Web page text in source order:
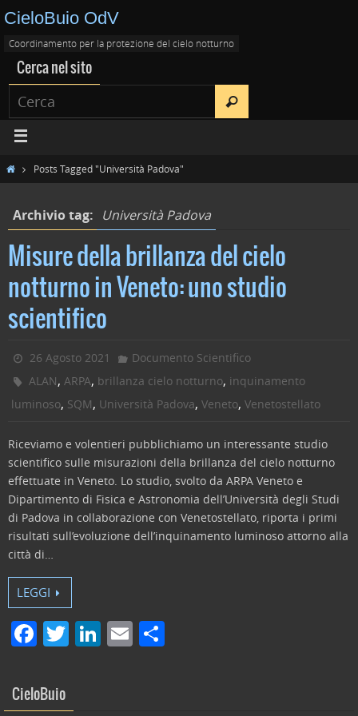
CieloBuio OdV
Coordinamento per la protezione del cielo notturno
Cerca nel sito
Posts Tagged "Università Padova"
Archivio tag: Università Padova
Misure della brillanza del cielo
notturno in Veneto: uno studio
scientifico
26 Agosto 2021
Documento Scientifico
ALAN,ARPA, brillanza cielo notturno, inquinamento
luminoso, SQM, Università Padova, Veneto, Venetostellato
Riceviamo e volentieri pubblichiamo un interessante studio
scientifico sulle misurazioni della brillanza del cielo notturno
effettuate in Veneto. Lo studio, svolto da ARPA Veneto e
Dipartimento di Fisica e Astronomia dell’Università degli Studi
di Padova in collaborazione con Venetostellato, riporta i primi
risultati sull’evoluzione dell’inquinamento luminoso attorno alla
città di…
LEGGI
F
c
T Li E
CieloBuio